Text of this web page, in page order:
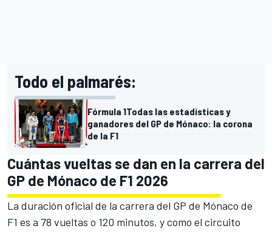
Todo el palmarés:
Fórmula 1Todas las estadísticas y
ganadores del GP de Mónaco: la corona
de la F1
Cuántas vueltas se dan en la carrera del
GP de Mónaco de F1 2026
La duración oficial de la carrera del GP de Mónaco de
F1 es a 78 vueltas o 120 minutos, y como el circuito